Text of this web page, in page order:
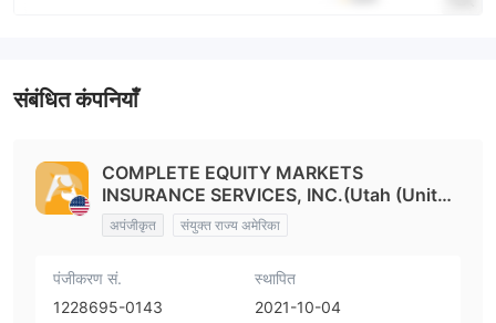
संबंधित कंपनियाँ
COMPLETE EQUITY MARKETS
INSURANCE SERVICES, INC.(Utah (United
States))
अपंजीकृत संयुक्त राज्य अमेरिका
पंजीकरण सं.
1228695-0143
स्थापित
2021-10-04